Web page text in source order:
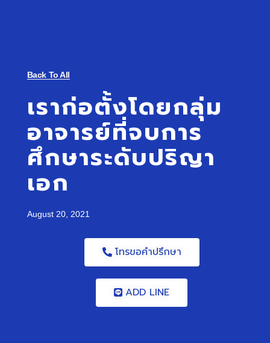
Back To All
เราก่อตั้งโดยกลุ่ม
อาจารย์ที่จบการ
ศึกษาระดับปริญา
เอก
August 20, 2021
โทรขอคำปรึกษา
ADD LINE